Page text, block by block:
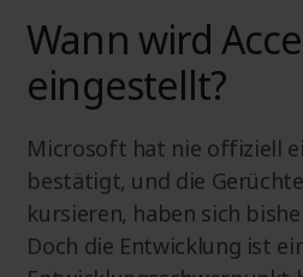
Wann wird
eingestellt?
Microsoft hat nie offiziell
bestätigt, und die
kursieren, haben sich
Doch die Entwicklung ist